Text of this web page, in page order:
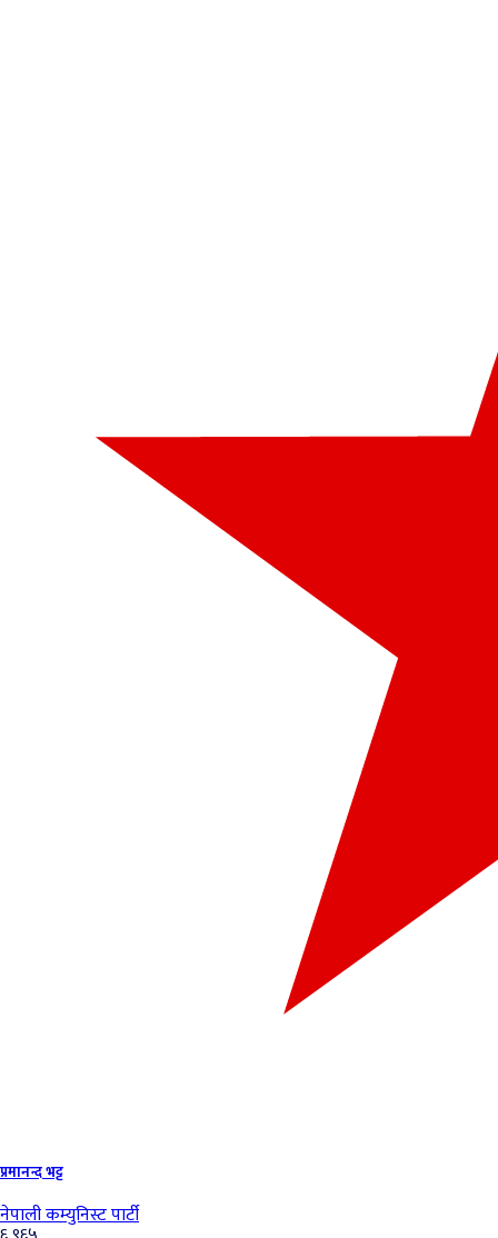
प्रमानन्द भट्ट
नेपाली कम्युनिस्ट पार्टी